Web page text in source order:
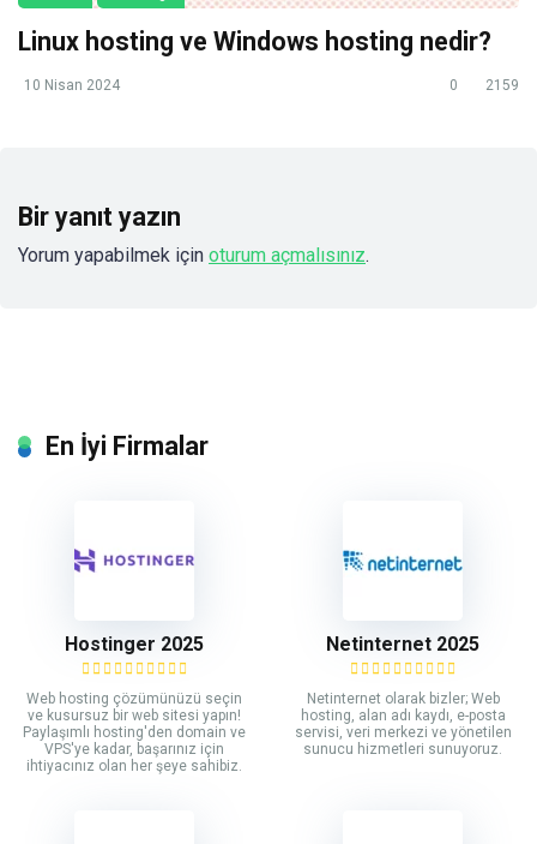
Linux hosting ve Windows hosting nedir?
10 Nisan 2024 0 2159
Bir yanıt yazın
Yorum yapabilmek için oturum açmalısınız.
En İyi Firmalar
Hostinger 2025
Web hosting çözümünüzü seçin
ve kusursuz bir web sitesi yapın!
Paylaşımlı hosting'den domain ve
VPS'ye kadar, başarınız için
ihtiyacınız olan her şeye sahibiz.
Netinternet 2025
Netinternet olarak bizler; Web
hosting, alan adı kaydı, e-posta
servisi, veri merkezi ve yönetilen
sunucu hizmetleri sunuyoruz.